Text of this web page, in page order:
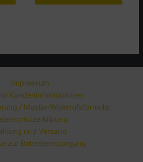
Impressum
Kundeninformationen
/ Muster-Widerrufsformular
und Versand
zur Batterieentsorgung